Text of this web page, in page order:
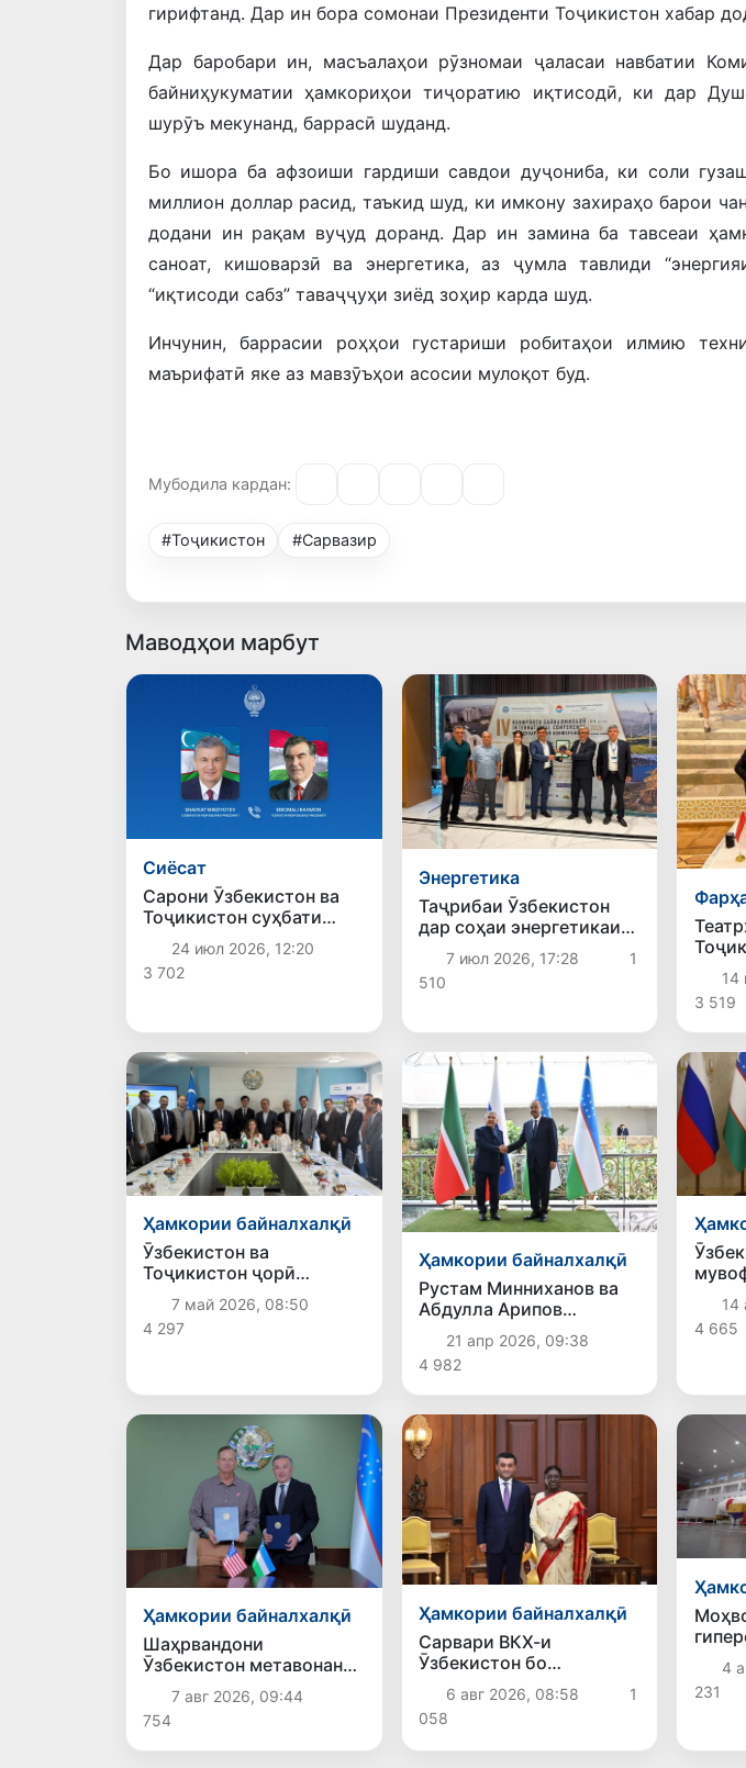
гирифтанд. Дар ин бора сомонаи Президенти Тоҷикистон хабар
Дар баробари ин, масъалаҳои рӯзномаи ҷаласаи навбатии
байниҳукуматии ҳамкориҳои тиҷоратию иқтисодӣ, ки дар
шурӯъ мекунанд, баррасӣ шуданд.
Бо ишора ба афзоиши гардиши савдои дуҷониба, ки соли
миллион доллар расид, таъкид шуд, ки имкону захираҳо барои
додани ин рақам вуҷуд доранд. Дар ин замина ба тавсеаи
саноат, кишоварзӣ ва энергетика, аз ҷумла тавлиди
“иқтисоди сабз” таваҷҷуҳи зиёд зоҳир карда шуд.
Инчунин, баррасии роҳҳои густариши робитаҳои илмию
маърифатӣ яке аз мавзӯъҳои асосии мулоқот буд.
Мубодила кардан:
#Тоҷикистон #Сарвазир
Маводҳои марбут
Сиёсат
Сарони Ӯзбекистон ва
Тоҷикистон суҳбати
телефонӣ анҷом доданд
24 июл 2026, 12:20
3 702
Энергетика
Таҷрибаи Ӯзбекистон
дар соҳаи энергетикаи
«сабз» дар конфронси
байналмилалӣ дар
Душанбе муаррифӣ
7 июл 2026, 17:28
1
510
14
3 519
Ҳамкории байналхалқӣ
Ӯзбекистон ва
Тоҷикистон ҷорӣ
намудани мубодилаи
электронии
сертификатҳои
7 май 2026, 08:50
4 297
Ҳамкории байналхалқӣ
Рустам Минниханов ва
Абдулла Арипов
масъалаҳои густариши
ҳамкориҳои иқтисодиро
баррасӣ карданд
21 апр 2026, 09:38
4 982
то14
4 665
Ҳамкории байналхалқӣ
Шаҳрвандони
Ӯзбекистон метавонанд
дар доираи барномаи H-
2A ба корҳои мавсимии
кишоварзӣ дар ИМА
сафарбар шаванд
7 авг 2026, 09:44
754
Ҳамкории байналхалқӣ
Сарвари ВКХ-и
Ӯзбекистон бо
роҳбарияти Ҳиндустон
музокирот анҷом дода,
дар Форуми соҳибкории
6 авг 2026, 08:58
1
058
4
231